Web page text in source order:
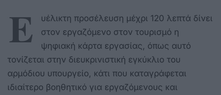
Ε
υέλικτη προσέλευση μέχρι 120 λεπτά δίνει
στον εργαζόμενο στον τουρισμό η
ψηφιακή κάρτα εργασίας, όπως αυτό
τονίζεται στην διευκρινιστική εγκύκλιο του
αρμόδιου υπουργείο, κάτι που καταγράφεται
ιδιαίτερο βοηθητικό για εργαζόμενους και